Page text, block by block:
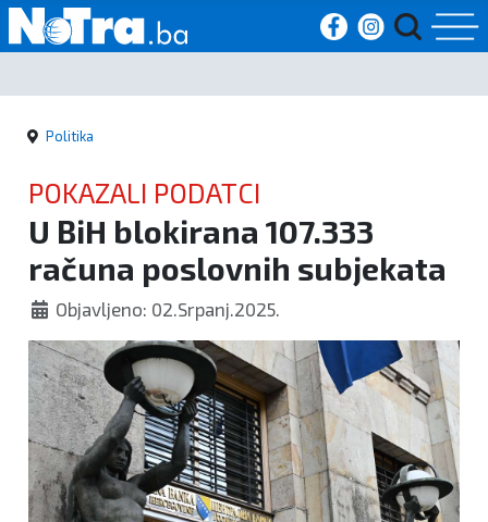
Početna
Vijesti
Sport
Kultura
Crna
kronika
Politika
Zanimljivosti
Politika
POKAZALI PODATCI
U BiH blokirana 107.333
računa poslovnih subjekata
Objavljeno: 02.Srpanj.2025.